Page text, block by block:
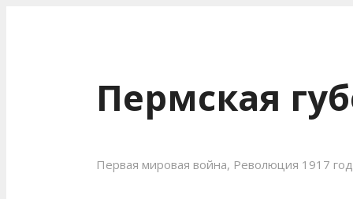
Пермская
Первая мировая война, Революция 1917